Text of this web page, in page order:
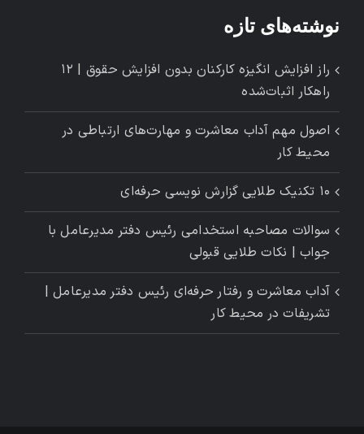
نوشته‌های تازه
راز افزایش انگیزه کارکنان بدون افزایش حقوق | ۱۲
راهکار اثبات‌شده
اصول مهم آداب معاشرت و مهارت‌های ارتباطی در
محیط کار
۱۰ تکنیک طلایی گزارش ‌نویسی حرفه‌ای
سوالات مصاحبه استخدامی رئیس دفتر مدیرعامل با
جواب | نکات طلایی قبولی
آداب معاشرت و رفتار حرفه‌ای رئیس دفتر مدیرعامل |
تشریفات در محیط کار